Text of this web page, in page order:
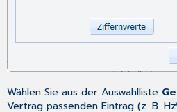
Wählen Sie aus der Auswahlliste
Vertrag passenden Eintrag (z. B.